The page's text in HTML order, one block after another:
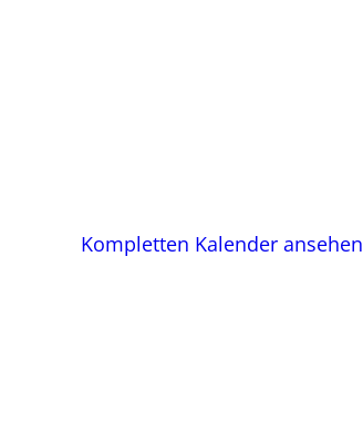
Kompletten Kalender ansehen